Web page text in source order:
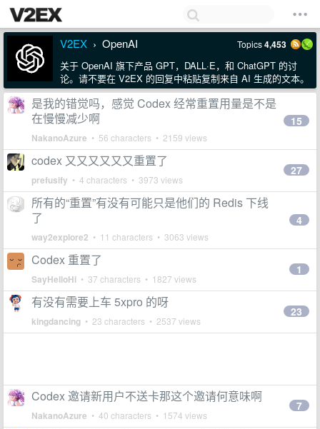
V2EX › OpenAI Topics4,453
关于 OpenAI 旗下产品 GPT，DALL·E，和 ChatGPT 的讨
论。请不要在 V2EX 的回复中粘贴复制来自 AI 生成的文本。
是我的错觉吗，感觉 Codex 经常重置用量是不是
在慢慢减少啊
NakanoAzure • 56 characters • 2159 views
15
codex 又又又又又又重置了
prefusify • 4 characters • 3973 views
27
所有的“重置”有没有可能只是他们的 Redis 下线
了
way2explore2 • 11 characters • 3063 views
4
Codex 重置了
SayHelloHi • 37 characters • 1827 views
1
有没有需要上车 5xpro 的呀
kingdancing • 23 characters • 2537 views
23
Codex 邀请新用户不送卡那这个邀请何意味啊
NakanoAzure • 40 characters • 1574 views
7